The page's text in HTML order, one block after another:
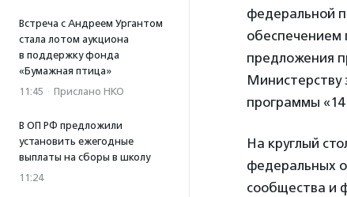
Встреча с Андреем Ургантом
стала лотом аукциона
в поддержку фонда
«Бумажная птица»
11:45 · Прислано НКО
В ОП РФ предложили
установить ежегодные
выплаты на сборы в школу
11:24
федеральной
обеспечением
предложения
Министерству
программы
На круглый
федеральных
сообщества и